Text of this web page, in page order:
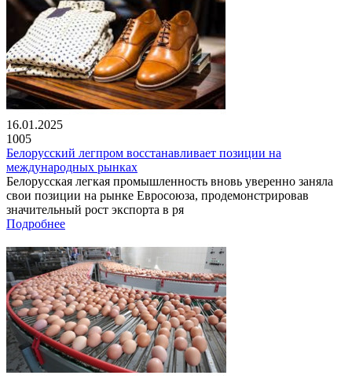
16.01.2025
1005
Белорусский легпром восстанавливает позиции на
международных рынках
Белорусская легкая промышленность вновь уверенно заняла
свои позиции на рынке Евросоюза, продемонстрировав
значительный рост экспорта в ря
Подробнее